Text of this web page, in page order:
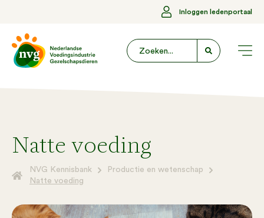
Inloggen ledenportaal
Natte voeding
NVG Kennisbank
Productie en wetenschap
Natte voeding